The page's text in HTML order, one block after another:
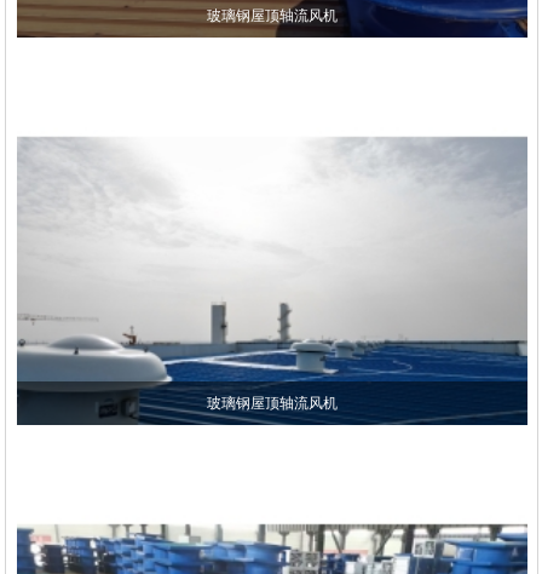
玻璃钢屋顶轴流风机
玻璃钢屋顶轴流风机